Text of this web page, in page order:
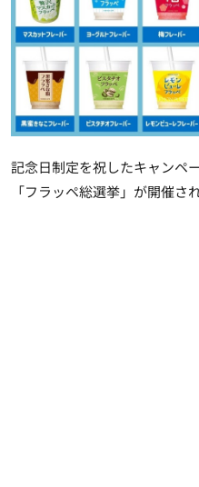
記念日制定を祝したキャンペ
「フラッペ総選挙」が開催さ